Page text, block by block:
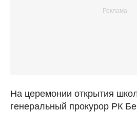
На церемонии открытия
генеральный прокурор РК